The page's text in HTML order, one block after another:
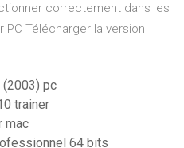
correctement dans les
Télécharger la version
(2003) pc
trainer
mac
64 bits